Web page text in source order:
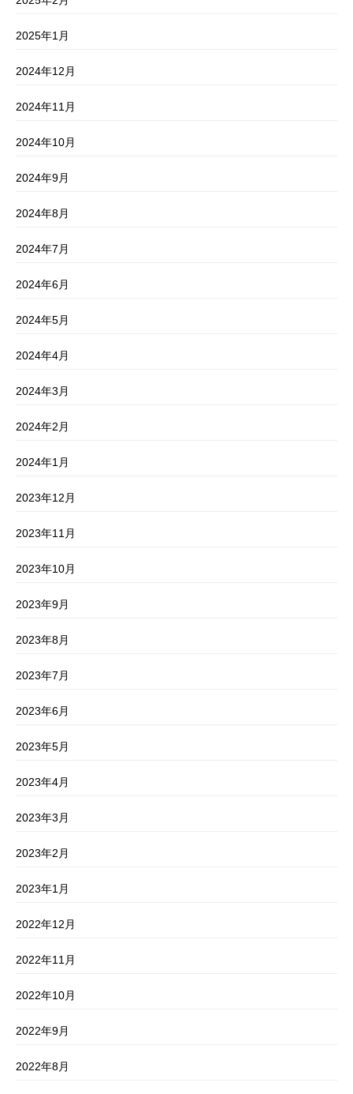
2025年1月
2024年12月
2024年11月
2024年10月
2024年9月
2024年8月
2024年7月
2024年6月
2024年5月
2024年4月
2024年3月
2024年2月
2024年1月
2023年12月
2023年11月
2023年10月
2023年9月
2023年8月
2023年7月
2023年6月
2023年5月
2023年4月
2023年3月
2023年2月
2023年1月
2022年12月
2022年11月
2022年10月
2022年9月
2022年8月